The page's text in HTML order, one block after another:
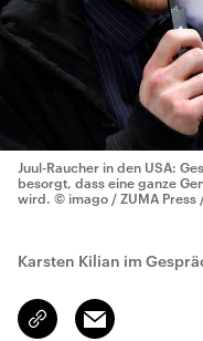
Juul-Raucher in den USA:
besorgt, dass eine ganze
wird. © imago / ZUMA Press
Karsten Kilian im
Link
kopieren/teilen
Email